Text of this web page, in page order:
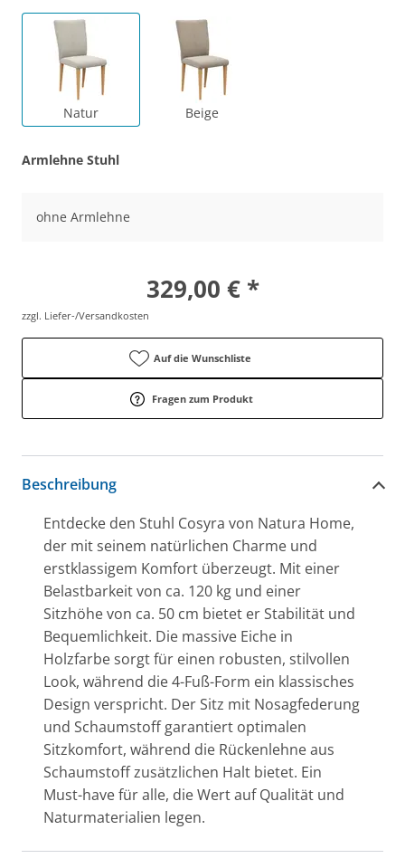
Natur Beige
Armlehne Stuhl
ohne Armlehne
329,00 € *
zzgl. Liefer-/Versandkosten
Auf die Wunschliste
Fragen zum Produkt
Beschreibung
Entdecke den Stuhl Cosyra von Natura Home,
der mit seinem natürlichen Charme und
erstklassigem Komfort überzeugt. Mit einer
Belastbarkeit von ca. 120 kg und einer
Sitzhöhe von ca. 50 cm bietet er Stabilität und
Bequemlichkeit. Die massive Eiche in
Holzfarbe sorgt für einen robusten, stilvollen
Look, während die 4-Fuß-Form ein klassisches
Design verspricht. Der Sitz mit Nosagfederung
und Schaumstoff garantiert optimalen
Sitzkomfort, während die Rückenlehne aus
Schaumstoff zusätzlichen Halt bietet. Ein
Must-have für alle, die Wert auf Qualität und
Naturmaterialien legen.